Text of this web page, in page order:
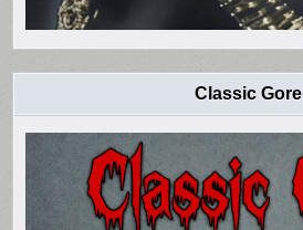
Classic Gore